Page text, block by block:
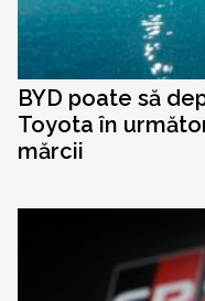
BYD poate să
Toyota în
mărcii